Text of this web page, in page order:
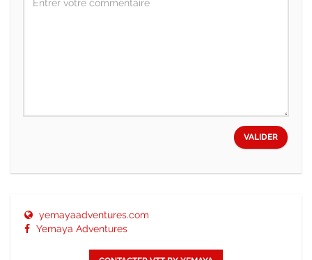
VALIDER
yemayaadventures.com
Yemaya Adventures